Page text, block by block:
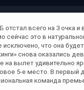
всего на 3 очка
сейчас это в
что она
снова оказались
на вылет удивительно
5-е место. В первый
команда